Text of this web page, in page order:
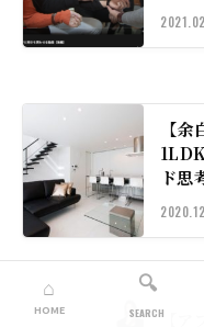
【
ド思
【ア
⌂
HOME
🔍
SEARCH